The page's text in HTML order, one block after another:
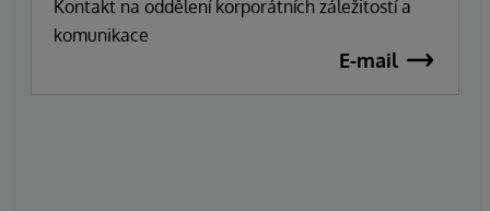
Kontakt na oddělení korporátních záležitostí a
komunikace
E-mail